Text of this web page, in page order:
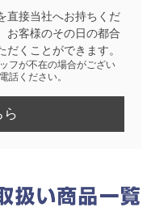
直接当社へお持ちくだ
お客様のその日の都合
くことができます。
フが不在の場合がござい
話ください。
ら